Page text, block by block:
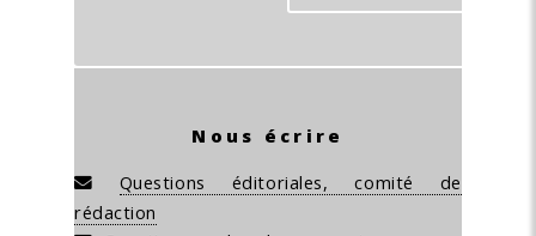
Nous écrire
Questions éditoriales, comité de
rédaction